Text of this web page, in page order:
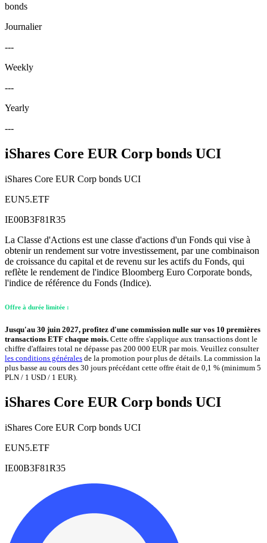
bonds
Journalier
---
Weekly
---
Yearly
---
iShares Core EUR Corp bonds UCI
iShares Core EUR Corp bonds UCI
EUN5.ETF
IE00B3F81R35
La Classe d'Actions est une classe d'actions d'un Fonds qui vise à
obtenir un rendement sur votre investissement, par une combinaison
de croissance du capital et de revenu sur les actifs du Fonds, qui
reflète le rendement de l'indice Bloomberg Euro Corporate bonds,
l'indice de référence du Fonds (Indice).
Offre à durée limitée :
Jusqu'au 30 juin 2027, profitez d'une commission nulle sur vos 10 premières
transactions ETF chaque mois. Cette offre s'applique aux transactions dont le
chiffre d'affaires total ne dépasse pas 200 000 EUR par mois. Veuillez consulter
les conditions générales de la promotion pour plus de détails. La commission la
plus basse au cours des 30 jours précédant cette offre était de 0,1 % (minimum 5
PLN / 1 USD / 1 EUR).
iShares Core EUR Corp bonds UCI
iShares Core EUR Corp bonds UCI
EUN5.ETF
IE00B3F81R35